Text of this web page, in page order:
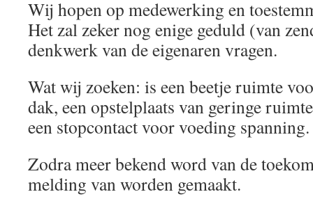
Wij hopen op medewerking en
Het zal zeker nog enige geduld (van
denkwerk van de eigenaren vragen.
Wat wij zoeken: is een beetje ruimte
dak, een opstelplaats van geringe
een stopcontact voor voeding spanning.
Zodra meer bekend word van de
melding van worden gemaakt.